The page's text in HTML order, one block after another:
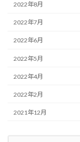
2022年8月
2022年7月
2022年6月
2022年5月
2022年4月
2022年2月
2021年12月